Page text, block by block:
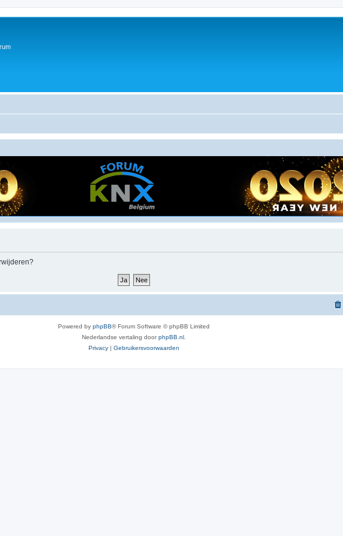
Powered by phpBB® Forum Software © phpBB Limited
Nederlandse vertaling doorphpBB.nl
Privacy | Gebruikersvoorwaarden